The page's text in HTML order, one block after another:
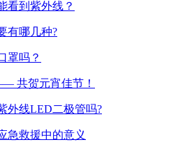
看到紫外线？
有哪几种?
罩吗？
共贺元宵佳节！
外线LED二极管吗?
急救援中的意义